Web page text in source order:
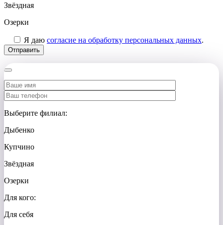
Звёздная
Озерки
Я даю согласие на обработку персональных данных.
Выберите филиал:
Дыбенко
Купчино
Звёздная
Озерки
Для кого:
Для себя